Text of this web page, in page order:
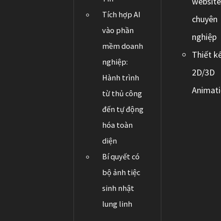
Tích hợp AI
vào phần
mềm doanh
nghiệp:
Hành trình
từ thủ công
đến tự động
hóa toàn
diện
Bí quyết có
bộ ảnh tiệc
sinh nhật
lung linh
chuyên
nghiệp
Thiết
2D/3D